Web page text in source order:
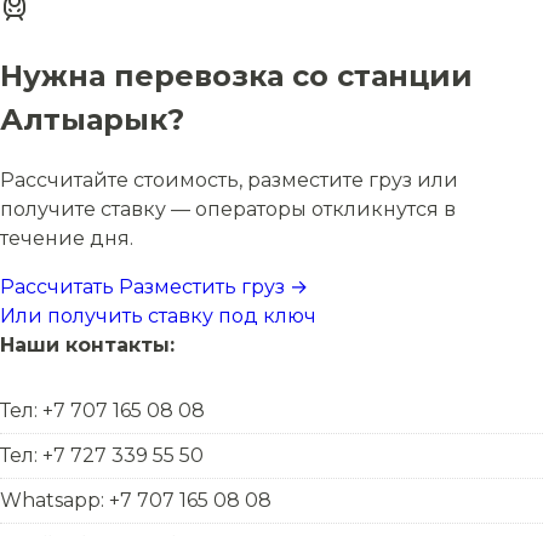
Нужна перевозка со станции
Алтыарык?
Рассчитайте стоимость, разместите груз или
получите ставку — операторы откликнутся в
течение дня.
Рассчитать Разместить груз →
Или получить ставку под ключ
Наши контакты:
Тел: +7 707 165 08 08
Тел: +7 727 339 55 50
Whatsapp: +7 707 165 08 08